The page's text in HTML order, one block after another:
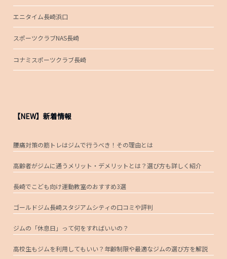
エニタイム長崎浜口
スポーツクラブNAS長崎
コナミスポーツクラブ長崎
【NEW】新着情報
腰痛対策の筋トレはジムで行うべき！その理由とは
高齢者がジムに通うメリット・デメリットとは？選び方も詳しく紹介
長崎でこども向け運動教室のおすすめ3選
ゴールドジム長崎スタジアムシティの口コミや評判
ジムの「休息日」って何をすればいいの？
高校生もジムを利用してもいい？年齢制限や最適なジムの選び方を解説